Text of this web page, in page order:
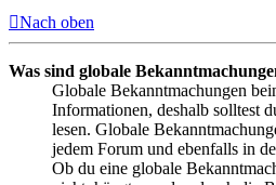
Nach oben
Was sind globale
Globale Bekanntmachungen
Informationen, deshalb solltest
lesen. Globale
jedem Forum und ebenfalls in
Ob du eine globale